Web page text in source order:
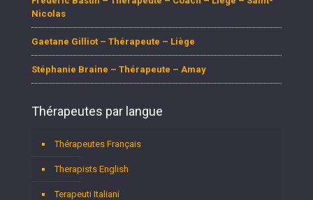
Nicolas
Gaetane Gilliot – Thérapeute – Liège
Stéphanie Braine – Thérapeute – Amay
Thérapeutes par langue
Thérapeutes Français
Therapists English
Terapeuti Italiani